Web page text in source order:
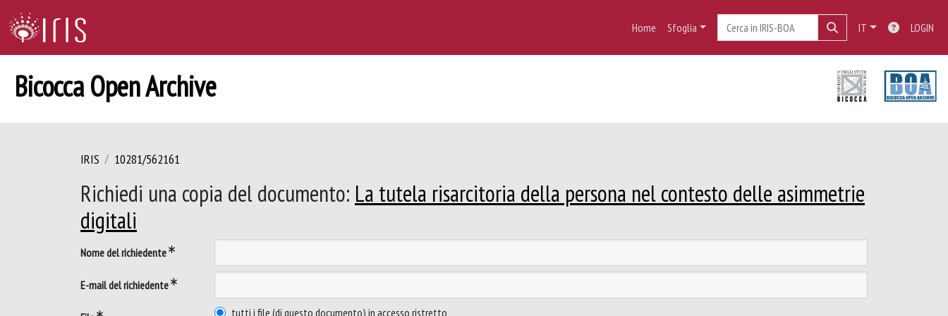
Home Sfoglia IT LOGIN
Bicocca Open Archive
IRIS 10281/562161
Richiedi una copia del documento: La tutela risarcitoria della persona nel contesto delle asimmetrie
digitali
Nome del richiedente
E-mail del richiedente
tutti i file (di questo documento) in accesso ristretto